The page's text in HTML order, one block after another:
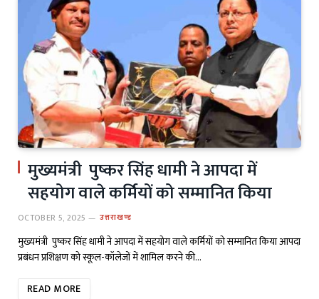
मुख्यमंत्री पुष्कर सिंह धामी ने आपदा में
सहयोग वाले कर्मियों को सम्मानित किया
OCTOBER 5, 2025 उत्तराखण्ड
मुख्यमंत्री पुष्कर सिंह धामी ने आपदा में सहयोग वाले कर्मियों को सम्मानित किया आपदा
प्रबंधन प्रशिक्षण को स्कूल-कॉलेजों में शामिल करने की…
READ MORE